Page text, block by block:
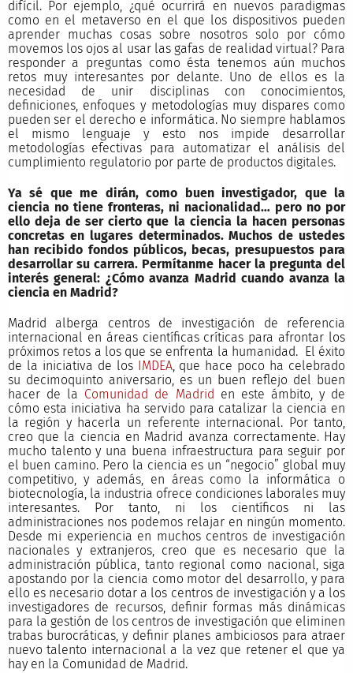
difícil. Por ejemplo, ¿qué ocurrirá en nuevos paradigmas
como en el metaverso en el que los dispositivos pueden
aprender muchas cosas sobre nosotros solo por cómo
movemos los ojos al usar las gafas de realidad virtual? Para
responder a preguntas como ésta tenemos aún muchos
retos muy interesantes por delante. Uno de ellos es la
necesidad de unir disciplinas con conocimientos,
definiciones, enfoques y metodologías muy dispares como
pueden ser el derecho e informática. No siempre hablamos
el mismo lenguaje y esto nos impide desarrollar
metodologías efectivas para automatizar el análisis del
cumplimiento regulatorio por parte de productos digitales.
Ya sé que me dirán, como buen investigador, que la
ciencia no tiene fronteras, ni nacionalidad… pero no por
ello deja de ser cierto que la ciencia la hacen personas
concretas en lugares determinados. Muchos de ustedes
han recibido fondos públicos, becas, presupuestos para
desarrollar su carrera. Permítanme hacer la pregunta del
interés general: ¿Cómo avanza Madrid cuando avanza la
ciencia en Madrid?
Madrid alberga centros de investigación de referencia
internacional en áreas científicas críticas para afrontar los
próximos retos a los que se enfrenta la humanidad. El éxito
de la iniciativa de losIMDEA, que hace poco ha celebrado
su decimoquinto aniversario, es un buen reflejo del buen
hacer de la Comunidad de Madrid en este ámbito, y de
cómo esta iniciativa ha servido para catalizar la ciencia en
la región y hacerla un referente internacional. Por tanto,
creo que la ciencia en Madrid avanza correctamente. Hay
mucho talento y una buena infraestructura para seguir por
el buen camino. Pero la ciencia es un “negocio” global muy
competitivo, y además, en áreas como la informática o
biotecnología, la industria ofrece condiciones laborales muy
interesantes. Por tanto, ni los científicos ni las
administraciones nos podemos relajar en ningún momento.
Desde mi experiencia en muchos centros de investigación
nacionales y extranjeros, creo que es necesario que la
administración pública, tanto regional como nacional, siga
apostando por la ciencia como motor del desarrollo, y para
ello es necesario dotar a los centros de investigación y a los
investigadores de recursos, definir formas más dinámicas
para la gestión de los centros de investigación que eliminen
trabas burocráticas, y definir planes ambiciosos para atraer
nuevo talento internacional a la vez que retener el que ya
hay en la Comunidad de Madrid.